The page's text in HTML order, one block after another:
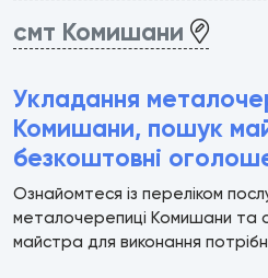
смт Комишани
Укладання
Комишани, пошук
безкоштовні
Ознайомтеся із переліком
металочерепиці Комишани та
майстра для виконання